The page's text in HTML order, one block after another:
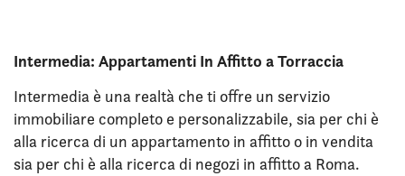
Intermedia: Appartamenti In Affitto a Torraccia
Intermedia è una realtà che ti offre un servizio
immobiliare completo e personalizzabile, sia per chi è
alla ricerca di un appartamento in affitto o in vendita
sia per chi è alla ricerca di negozi in affitto a Roma.